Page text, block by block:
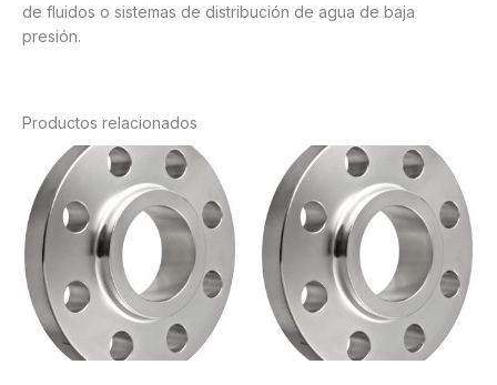
de fluidos o sistemas de distribución de agua de baja
presión.
Productos relacionados